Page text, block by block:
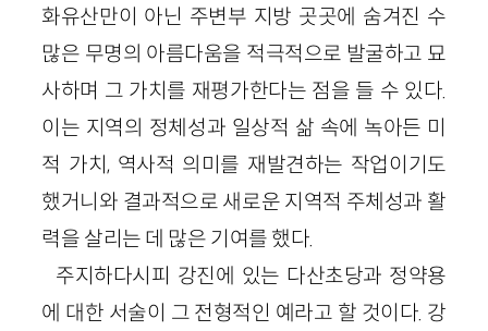
화유산만이 아닌 주변부 지방 곳곳에 숨겨진 수
많은 무명의 아름다움을 적극적으로 발굴하고 묘
사하며 그 가치를 재평가한다는 점을 들 수 있다.
이는 지역의 정체성과 일상적 삶 속에 녹아든 미
적 가치, 역사적 의미를 재발견하는 작업이기도
했거니와 결과적으로 새로운 지역적 주체성과 활
력을 살리는 데 많은 기여를 했다.
주지하다시피 강진에 있는 다산초당과 정약용
에 대한 서술이 그 전형적인 예라고 할 것이다. 강